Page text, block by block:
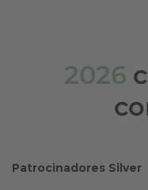
2026
Patrocinadores Silver